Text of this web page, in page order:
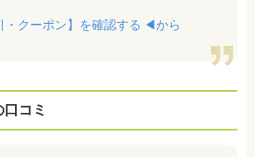
・クーポン】を確認する ◀︎から
コミ